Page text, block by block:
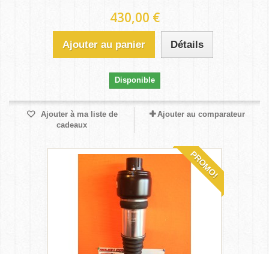
430,00 €
Ajouter au panier Détails
Disponible
Ajouter à ma liste de
cadeaux
Ajouter au comparateur
PROMO!